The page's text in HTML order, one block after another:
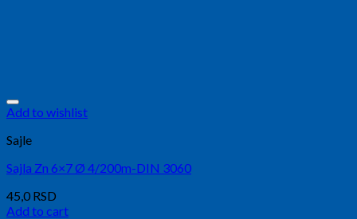
Add to wishlist
Sajle
Sajla Zn 6×7 Ø 4/200m-DIN 3060
45,0 RSD
Add to cart